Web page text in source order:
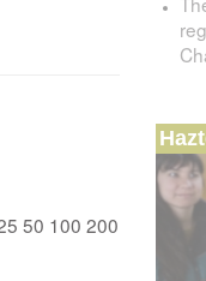
50 100 200